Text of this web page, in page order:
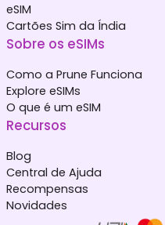
eSIM
Cartões Sim da Índia
Sobre os eSIMs
Como a Prune Funciona
Explore eSIMs
O que é um eSIM
Recursos
Blog
Central de Ajuda
Recompensas
Novidades